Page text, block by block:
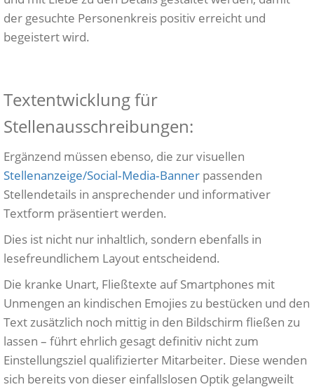
der gesuchte Personenkreis positiv erreicht und
begeistert wird.
Textentwicklung für
Stellenausschreibungen:
Ergänzend müssen ebenso, die zur visuellen
Stellenanzeige/Social‑Media‑Banner passenden
Stellendetails in ansprechender und informativer
Textform präsentiert werden.
Dies ist nicht nur inhaltlich, sondern ebenfalls in
lesefreundlichem Layout entscheidend.
Die kranke Unart, Fließtexte auf Smartphones mit
Unmengen an kindischen Emojies zu bestücken und den
Text zusätzlich noch mittig in den Bildschirm fließen zu
lassen – führt ehrlich gesagt definitiv nicht zum
Einstellungsziel qualifizierter Mitarbeiter. Diese wenden
sich bereits von dieser einfallslosen Optik gelangweilt